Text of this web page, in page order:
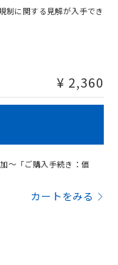
ります。
制に関する見解が入手でき
¥ 2,360
～「ご購入手続き：価
カートをみる